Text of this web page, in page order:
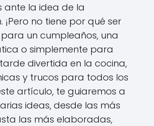
ante la idea de la
¡Pero no tiene por qué ser
un cumpleaños, una
o simplemente para
divertida en la cocina,
y trucos para todos los
artículo, te guiaremos a
ideas, desde las más
las más elaboradas,